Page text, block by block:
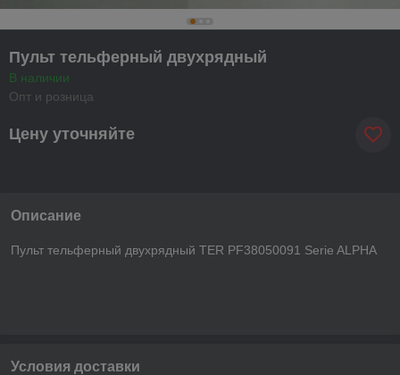
Пульт тельферный двухрядный
В наличии
Опт и розница
Цену уточняйте
Описание
Пульт тельферный двухрядный TER PF38050091 Serie ALPHA
Условия доставки